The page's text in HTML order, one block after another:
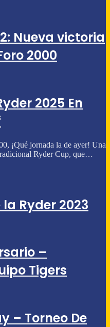
Nueva victoria
2000
2025 En
¡Qué jornada la de ayer! Una
Ryder Cup, que…
Ryder 2023
–
Tigers
– Torneo De